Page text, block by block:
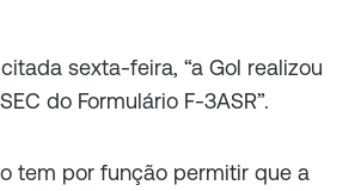
sexta-feira, “a Gol realizou
do Formulário F-3ASR”.
tem por função permitir que a